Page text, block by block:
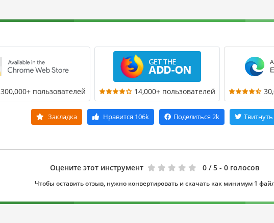
300,000+ пользователей 14,000+ пользователей
Закладка Нравится 106k Поделиться 2k Твитнуть
Оцените этот инструмент 0 / 5 - 0 голосов
Чтобы оставить отзыв, нужно конвертировать и скачать как минимум 1